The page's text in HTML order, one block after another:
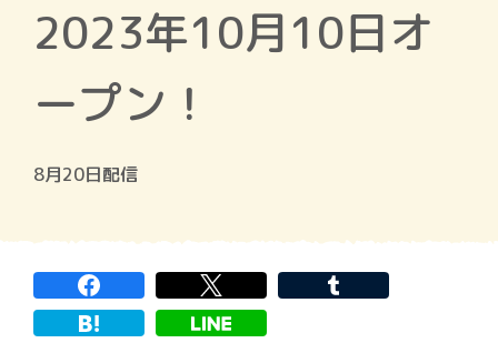
2023年10月10日オ
ープン！
8月20日配信